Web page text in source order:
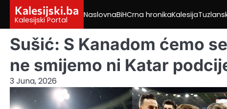
content
Kalesijski.ba
Kalesijski Portal
NaslovnaBiHCrna hronikaKalesija
Sušić: S Kanadom ćemo
ne smijemo ni Katar
3 Juna, 2026